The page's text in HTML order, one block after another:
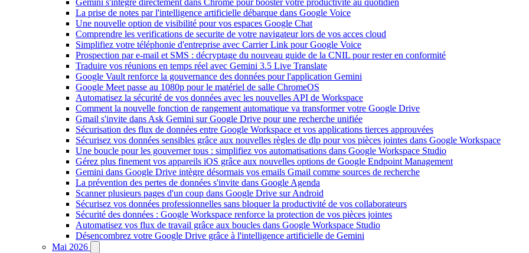
Gemini s'intègre directement dans Chrome pour booster votre productivité au quotidien
La prise de notes par l'intelligence artificielle débarque dans Google Voice
Une nouvelle option de visibilité pour vos espaces Google Chat
Comprendre les verifications de securite de votre navigateur lors de vos acces cloud
Simplifiez votre téléphonie d'entreprise avec Carrier Link pour Google Voice
Prospection par e-mail et SMS : décryptage du nouveau guide de la CNIL pour rester en conformité
Traduire vos réunions en temps réel avec Gemini 3.5 Live Translate
Google Vault renforce la gouvernance des données pour l'application Gemini
Google Meet passe au 1080p pour le matériel de salle ChromeOS
Automatisez la sécurité de vos données avec les nouvelles API de Workspace
Comment la nouvelle fonction de rangement automatique va transformer votre Google Drive
Gmail s'invite dans Ask Gemini sur Google Drive pour une recherche unifiée
Sécurisation des flux de données entre Google Workspace et vos applications tierces approuvées
Sécurisez vos données sensibles grâce aux nouvelles règles de dlp pour vos pièces jointes dans Google Workspace
Une boucle pour les gouverner tous : simplifiez vos automatisations dans Google Workspace Studio
Gérez plus finement vos appareils iOS grâce aux nouvelles options de Google Endpoint Management
Gemini dans Google Drive intègre désormais vos emails Gmail comme sources de recherche
La prévention des pertes de données s'invite dans Google Agenda
Scanner plusieurs pages d'un coup dans Google Drive sur Android
Sécurisez vos données professionnelles sans bloquer la productivité de vos collaborateurs
Sécurité des données : Google Workspace renforce la protection de vos pièces jointes
Automatisez vos flux de travail grâce aux boucles dans Google Workspace Studio
Désencombrez votre Google Drive grâce à l'intelligence artificielle de Gemini
Mai 2026